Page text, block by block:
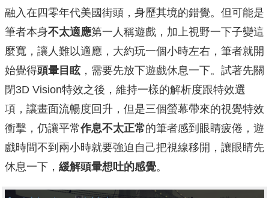
融入在四零年代美國街頭，身歷其境的錯覺。但可能是
筆者本身不太適應第一人稱遊戲，加上視野一下子變這
麼寬，讓人難以適應，大約玩一個小時左右，筆者就開
始覺得頭暈目眩，需要先放下遊戲休息一下。試著先關
閉3D Vision特效之後，維持一樣的解析度跟特效選
項，讓畫面流暢度回升，但是三個螢幕帶來的視覺特效
衝擊，仍讓平常作息不太正常的筆者感到眼睛疲倦，遊
戲時間不到兩小時就要強迫自己把視線移開，讓眼睛先
休息一下， 緩解頭暈想吐的感覺。